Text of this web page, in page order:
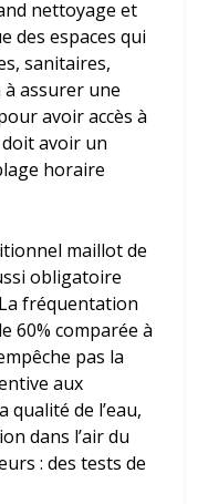
nettoyage et
des espaces qui
sanitaires,
assurer une
avoir accès à
doit avoir un
horaire
maillot de
obligatoire
fréquentation
60% comparée à
pas la
aux
qualité de l’eau,
dans l’air du
: des tests de